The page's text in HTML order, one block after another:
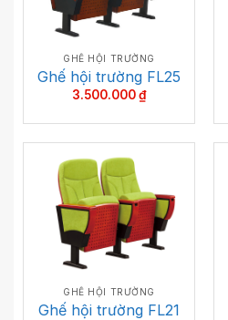
GHẾ HỘI TRƯỜNG
Ghế hội trường FL25
3.500.000₫
GHẾ HỘI TRƯỜNG
Ghế hội trường FL21